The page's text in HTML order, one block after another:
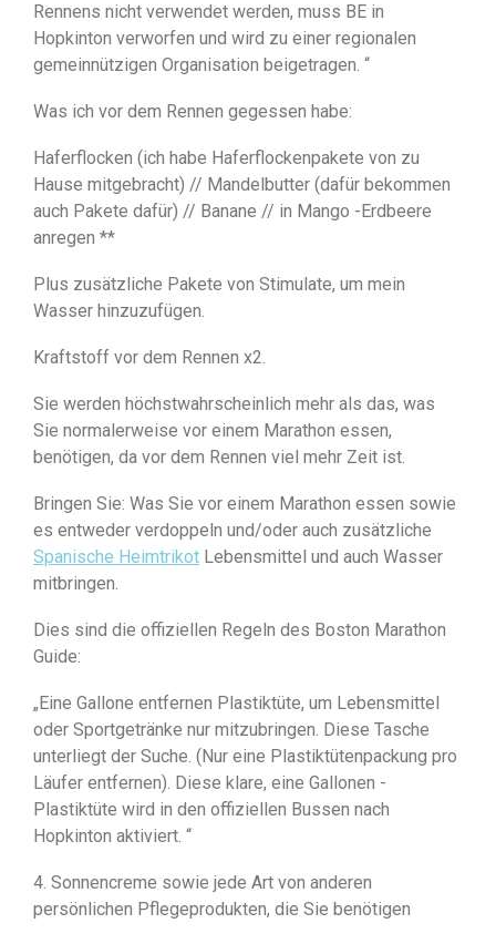
Rennens nicht verwendet werden, muss BE in
Hopkinton verworfen und wird zu einer regionalen
gemeinnützigen Organisation beigetragen. “
Was ich vor dem Rennen gegessen habe:
Haferflocken (ich habe Haferflockenpakete von zu
Hause mitgebracht) // Mandelbutter (dafür bekommen
auch Pakete dafür) // Banane // in Mango -Erdbeere
anregen **
Plus zusätzliche Pakete von Stimulate, um mein
Wasser hinzuzufügen.
Kraftstoff vor dem Rennen x2.
Sie werden höchstwahrscheinlich mehr als das, was
Sie normalerweise vor einem Marathon essen,
benötigen, da vor dem Rennen viel mehr Zeit ist.
Bringen Sie: Was Sie vor einem Marathon essen sowie
es entweder verdoppeln und/oder auch zusätzliche
Spanische Heimtrikot Lebensmittel und auch Wasser
mitbringen.
Dies sind die offiziellen Regeln des Boston Marathon
Guide:
„Eine Gallone entfernen Plastiktüte, um Lebensmittel
oder Sportgetränke nur mitzubringen. Diese Tasche
unterliegt der Suche. (Nur eine Plastiktütenpackung pro
Läufer entfernen). Diese klare, eine Gallonen -
Plastiktüte wird in den offiziellen Bussen nach
Hopkinton aktiviert. “
4. Sonnencreme sowie jede Art von anderen
persönlichen Pflegeprodukten, die Sie benötigen